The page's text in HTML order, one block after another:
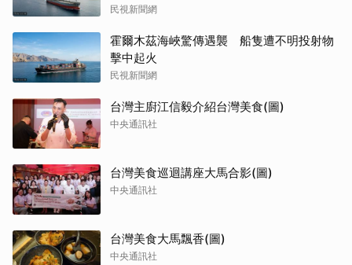
民視新聞網
霍爾木茲海峽驚傳遇襲 船隻遭不明投射物
擊中起火
民視新聞網
台灣主廚江信毅介紹台灣美食(圖)
中央通訊社
台灣美食巡迴講座大馬合影(圖)
中央通訊社
台灣美食大馬飄香(圖)
中央通訊社